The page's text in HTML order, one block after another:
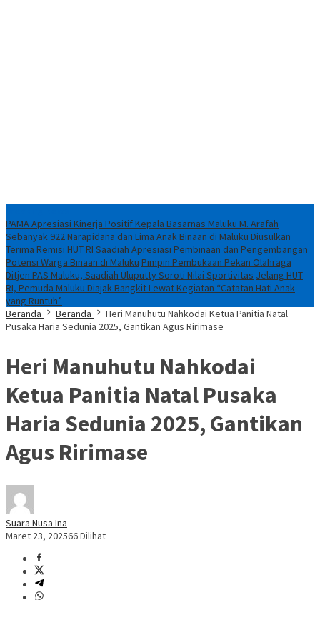
PAMA Apresiasi Kinerja Positif Kepala Basarnas Maluku M. Arafah
Sebanyak 922 Narapidana dan Lima Anak Binaan di Maluku Diusulkan
Terima Remisi HUT RI Saadiah Apresiasi Pembinaan dan Pengembangan
Potensi Warga Binaan di Maluku Pimpin Pembukaan Pekan Olahraga
Ditjen PAS Maluku, Saadiah Uluputty Soroti Nilai Sportivitas Jelang HUT
RI, Pemuda Maluku Diajak Bangkit Lewat Kegiatan “Catatan Hati Anak
yang Runtuh”
Beranda
Beranda
Heri Manuhutu Nahkodai Ketua Panitia Natal
Pusaka Haria Sedunia 2025, Gantikan Agus Ririmase
Heri Manuhutu Nahkodai
Ketua Panitia Natal Pusaka
Haria Sedunia 2025, Gantikan
Agus Ririmase
Suara Nusa Ina
Maret 23, 202566 Dilihat